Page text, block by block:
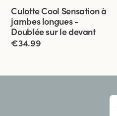
Viewing image 1 of 3
4 pour
3
Doublée sur le
devant
Culotte Cool Sensation à
jambes longues -
Doublée sur le devant
€34.99